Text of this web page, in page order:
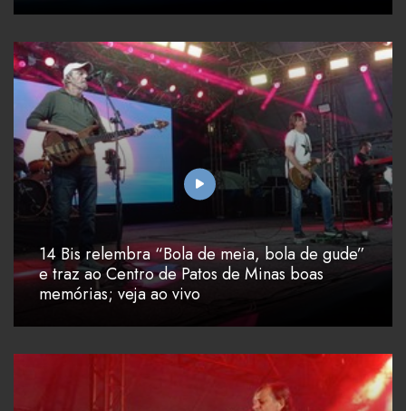
14 Bis relembra “Bola de meia, bola de gude”
e traz ao Centro de Patos de Minas boas
memórias; veja ao vivo